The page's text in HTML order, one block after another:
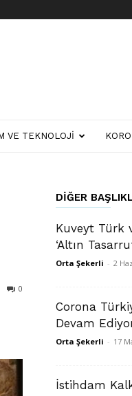
VE TEKNOLOJI
0
DIĞER
Kuveyt Türk
‘Altın
Orta Şekerli - 2
Corona
Devam
Orta Şekerli - 17
İstihdam